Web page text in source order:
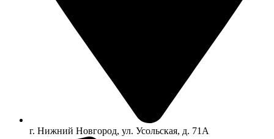
г. Нижний Новгород, ул. Усольская, д. 71А